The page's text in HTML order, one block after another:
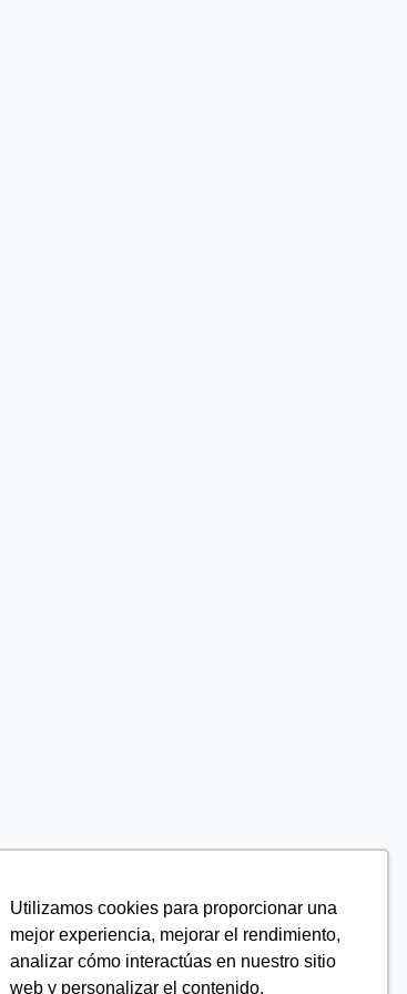
Utilizamos cookies para proporcionar una
mejor experiencia, mejorar el rendimiento,
analizar cómo interactúas en nuestro sitio
web y personalizar el contenido.